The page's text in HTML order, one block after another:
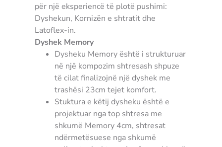
për një eksperiencë të plotë pushimi:
Dyshekun, Kornizën e shtratit dhe
Latoflex-in.
Dyshek Memory
Dysheku Memory është i strukturuar
në një kompozim shtresash shpuze
të cilat finalizojnë një dyshek me
trashësi 23cm tejet komfort.
Stuktura e këtij dysheku është e
projektuar nga top shtresa me
shkumë Memory 4cm, shtresat
ndërmetësuese nga shkumë